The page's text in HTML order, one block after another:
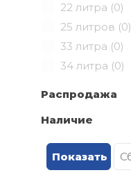
22 литра (0)
25 литров (0)
33 литра (0)
34 литра (0)
36 литров (
70 литров (
Распродажа
Наличие